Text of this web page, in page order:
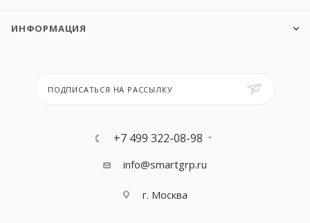
ИНФОРМАЦИЯ
ПОДПИСАТЬСЯ НА РАССЫЛКУ
+7 499 322-08-98
info@smartgrp.ru
г. Москва